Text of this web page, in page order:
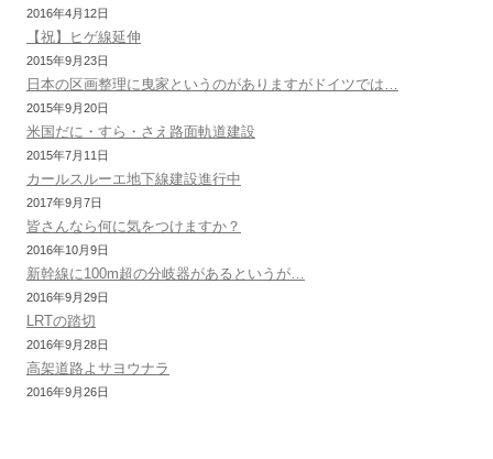
ン
2016年4月12日
【祝】ヒゲ線延伸
2015年9月23日
日本の区画整理に曳家というのがありますがドイツでは…
2015年9月20日
米国だに・すら・さえ路面軌道建設
2015年7月11日
カールスルーエ地下線建設進行中
2017年9月7日
皆さんなら何に気をつけますか？
2016年10月9日
新幹線に100m超の分岐器があるというが…
2016年9月29日
LRTの踏切
2016年9月28日
高架道路よサヨウナラ
2016年9月26日